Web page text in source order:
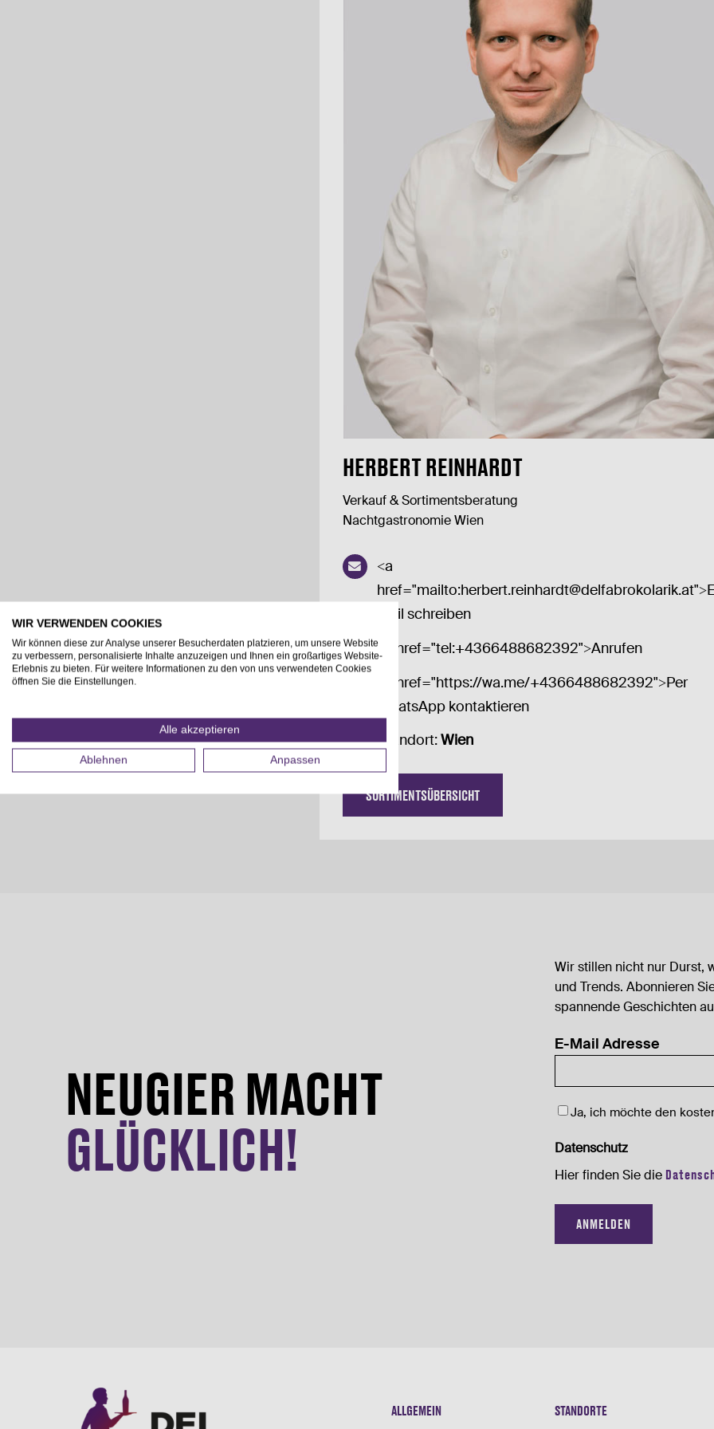
HERBERT REINHARDT
Verkauf & Sortimentsberatung
Nachtgastronomie Wien
<a
href="mailto:herbert.reinhardt@delfabrokolarik.at
Mail schreiben
<a href="tel:+4366488682392">Anrufen
<a href="https://wa.me/+4366488682392">Per
WhatsApp kontaktieren
Standort:Wien
SORTIMENTSÜBERSICHT
NEUGIER MACHT
GLÜCKLICH!
Wir stillen nicht nur Durst,
und Trends. Abonnieren
spannende Geschichten
E-Mail Adresse
Newsletter
Ja, ich möchte den
Datenschutz
Hier finden Sie die
ALLGEMEIN STANDORTE
WIR VERWENDEN COOKIES
Wir können diese zur Analyse unserer Besucherdaten platzieren, um unsere Website
zu verbessern, personalisierte Inhalte anzuzeigen und Ihnen ein großartiges Website-
Erlebnis zu bieten. Für weitere Informationen zu den von uns verwendeten Cookies
öffnen Sie die Einstellungen.
Alle akzeptieren
Ablehnen Anpassen